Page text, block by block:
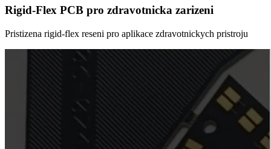
Rigid-Flex PCB pro zdravotnicka zarizeni
Pristizena rigid-flex reseni pro aplikace zdravotnickych pristroju